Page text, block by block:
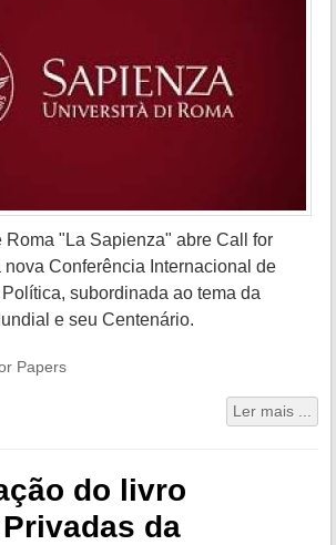
Roma "La Sapienza" abre Call for
nova Conferência Internacional de
subordinada ao tema da
e seu Centenário.
Papers
Ler mais ...
do livro
da